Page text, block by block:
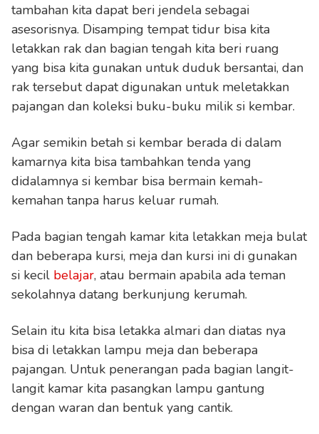
tambahan kita dapat beri jendela sebagai
asesorisnya. Disamping tempat tidur bisa kita
letakkan rak dan bagian tengah kita beri ruang
yang bisa kita gunakan untuk duduk bersantai, dan
rak tersebut dapat digunakan untuk meletakkan
pajangan dan koleksi buku-buku milik si kembar.
Agar semikin betah si kembar berada di dalam
kamarnya kita bisa tambahkan tenda yang
didalamnya si kembar bisa bermain kemah-
kemahan tanpa harus keluar rumah.
Pada bagian tengah kamar kita letakkan meja bulat
dan beberapa kursi, meja dan kursi ini di gunakan
si kecil belajar, atau bermain apabila ada teman
sekolahnya datang berkunjung kerumah.
Selain itu kita bisa letakka almari dan diatas nya
bisa di letakkan lampu meja dan beberapa
pajangan. Untuk penerangan pada bagian langit-
langit kamar kita pasangkan lampu gantung
dengan waran dan bentuk yang cantik.